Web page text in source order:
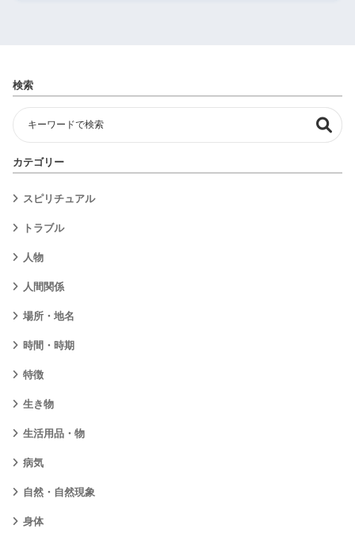
検索
カテゴリー
スピリチュアル
トラブル
人物
人間関係
場所・地名
時間・時期
特徴
生き物
生活用品・物
病気
自然・自然現象
身体